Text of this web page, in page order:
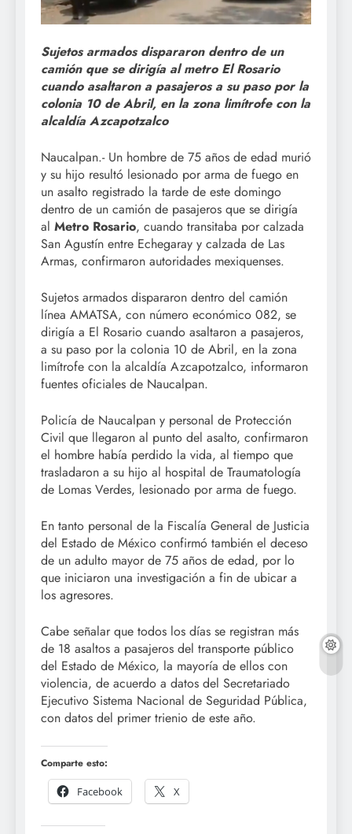
Sujetos armados dispararon dentro de un
camión que se dirigía al metro El Rosario
cuando asaltaron a pasajeros a su paso por la
colonia 10 de Abril, en la zona limítrofe con la
alcaldía Azcapotzalco
Naucalpan.- Un hombre de 75 años de edad murió
y su hijo resultó lesionado por arma de fuego en
un asalto registrado la tarde de este domingo
dentro de un camión de pasajeros que se dirigía
al Metro Rosario, cuando transitaba por calzada
San Agustín entre Echegaray y calzada de Las
Armas, confirmaron autoridades mexiquenses.
Sujetos armados dispararon dentro del camión
línea AMATSA, con número económico 082, se
dirigía a El Rosario cuando asaltaron a pasajeros,
a su paso por la colonia 10 de Abril, en la zona
limítrofe con la alcaldía Azcapotzalco, informaron
fuentes oficiales de Naucalpan.
Policía de Naucalpan y personal de Protección
Civil que llegaron al punto del asalto, confirmaron
el hombre había perdido la vida, al tiempo que
trasladaron a su hijo al hospital de Traumatología
de Lomas Verdes, lesionado por arma de fuego.
En tanto personal de la Fiscalía General de Justicia
del Estado de México confirmó también el deceso
de un adulto mayor de 75 años de edad, por lo
que iniciaron una investigación a fin de ubicar a
los agresores.
Cabe señalar que todos los días se registran más
de 18 asaltos a pasajeros del transporte público
del Estado de México, la mayoría de ellos con
violencia, de acuerdo a datos del Secretariado
Ejecutivo Sistema Nacional de Seguridad Pública,
con datos del primer trienio de este año.
Comparte esto:
Facebook
X